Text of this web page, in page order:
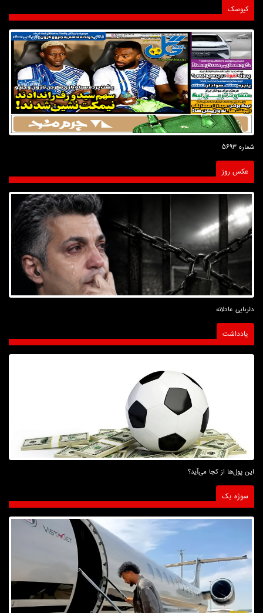
کیوسک
شماره 5693
عکس روز
دلربایی عادلانه
یادداشت
این پول‌ها از کجا می‌آید؟
سوژه یک